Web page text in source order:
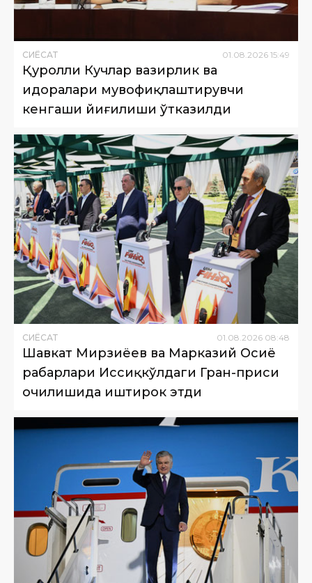
СИËСАТ 01 08 2026 15:49
Қуролли Кучлар вазирлик ва
идоралари мувофиқлаштирувчи
кенгаши йиғилиши ўтказилди
СИËСАТ 01.08.2026 08:48
Шавкат Мирзиёев ва Марказий Осиё
раҳбарлари Иссиқкўлдаги Гран-приси
очилишида иштирок этди